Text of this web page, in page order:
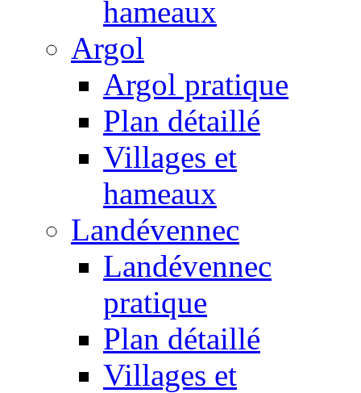
hameaux
Argol
Argol pratique
Plan détaillé
Villages et
hameaux
Landévennec
Landévennec
pratique
Plan détaillé
Villages et